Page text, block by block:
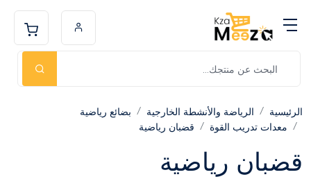
الرئيسية الرياضة والأنشطة الخارجية
بضائع رياضية
معدات تدريب القوة
قضبان رياضية
قضبان رياضية